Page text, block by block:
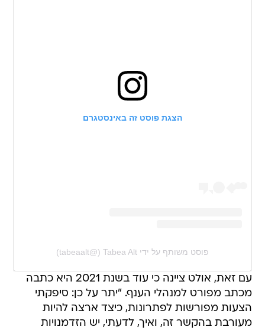
הצגת פוסט זה באינסטגרם
פוסט משותף על ידי ‏‎Tabea Alt‎‏ (@‏‎tabeaalt‎‏)
עם זאת, אולט ציינה כי עוד בשנת 2021 היא כתבה
מכתב מפורט למנהלי הענף. "יתר על כן: סיפקתי
הצעות מפורשות לפתרונות, כיצד ארצה להיות
מעורבת בהקשר זה, ואיך, לדעתי, יש הזדמנויות